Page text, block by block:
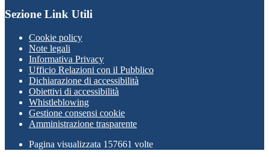
Sezione Link Utili
Cookie policy
Note legali
Informativa Privacy
Ufficio Relazioni con il Pubblico
Dichiarazione di accessibilità
Obiettivi di accessibilità
Whistleblowing
Gestione consensi cookie
Amministrazione trasparente
Pagina visualizzata 157661 volte